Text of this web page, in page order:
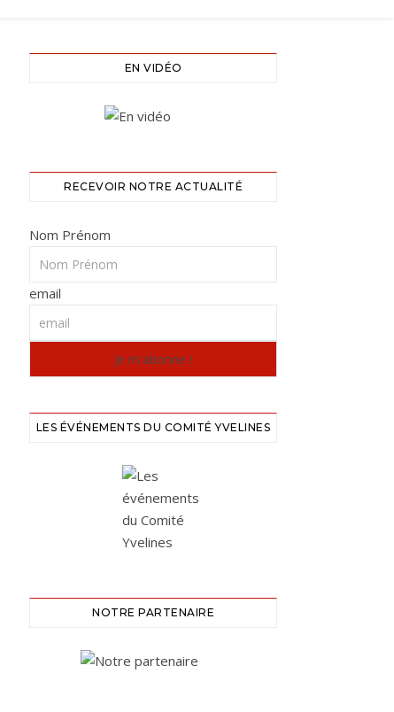
EN VIDÉO
RECEVOIR NOTRE ACTUALITÉ
Nom Prénom
email
LES ÉVÉNEMENTS DU COMITÉ YVELINES
NOTRE PARTENAIRE